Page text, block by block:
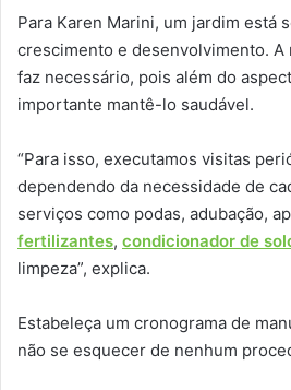
Para Karen Marini, um jardim está
crescimento e desenvolvimento. A
faz necessário, pois além do
importante mantê-lo saudável.
“Para isso, executamos visitas
dependendo da necessidade de
serviços como podas, adubação,
fertilizantes, condicionador de
limpeza”, explica.
Estabeleça um cronograma de
não se esquecer de nenhum